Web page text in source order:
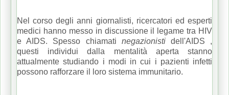
Nel corso degli anni giornalisti, ricercatori ed esperti
medici hanno messo in discussione il legame tra HIV
e AIDS. Spesso chiamati negazionistidell'AIDS ,
questi individui dalla mentalità aperta stanno
attualmente studiando i modi in cui i pazienti infetti
possono rafforzare il loro sistema immunitario.